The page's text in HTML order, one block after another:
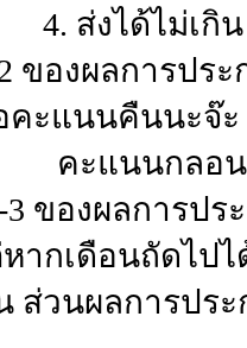
4. ส่งได้ไม่เกิ
ของผลการปร
ะแนนคืนนะจ๊ะ
คะแนนกลอ
ของผลการป
ากเดือนถัดไป
วนผลการประ